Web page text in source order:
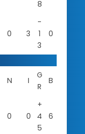
8
0 3
-
1
3
0
N I
G
R
B
0 0
+
4
5
6